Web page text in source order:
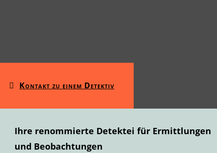
Kontakt zu einem Detektiv
Ihre renommierte Detektei für Ermittlungen
und Beobachtungen